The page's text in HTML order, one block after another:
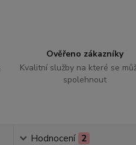
Ověřeno zákazníky
Kvalitní služby na které se
spolehnout
Hodnocení 2